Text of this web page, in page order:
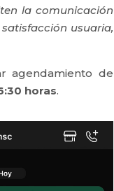
la comunicación
usuaria,
agendamiento de
horas.